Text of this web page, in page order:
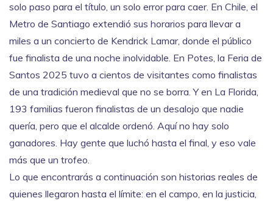
solo paso para el título, un solo error para caer. En Chile, el
Metro de Santiago extendió sus horarios para llevar a
miles a un concierto de Kendrick Lamar, donde el público
fue finalista de una noche inolvidable. En Potes, la Feria de
Santos 2025 tuvo a cientos de visitantes como finalistas
de una tradición medieval que no se borra. Y en La Florida,
193 familias fueron finalistas de un desalojo que nadie
quería, pero que el alcalde ordenó. Aquí no hay solo
ganadores. Hay gente que luchó hasta el final, y eso vale
más que un trofeo.
Lo que encontrarás a continuación son historias reales de
quienes llegaron hasta el límite: en el campo, en la justicia,